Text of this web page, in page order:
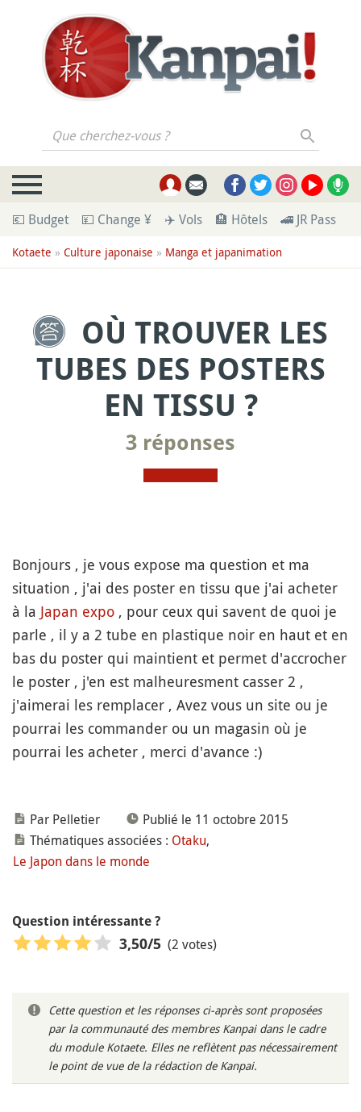
Que cherchez-vous ?
💶 Budget 💴 Change ¥ ✈️ Vols 🏨 Hôtels 🚄 JR Pass
Kotaete » Culture japonaise » Manga et japanimation
OÙ TROUVER LES
TUBES DES POSTERS
EN TISSU ?
3 réponses
Bonjours , je vous expose ma question et ma
situation , j'ai des poster en tissu que j'ai acheter
à la Japan expo , pour ceux qui savent de quoi je
parle , il y a 2 tube en plastique noir en haut et en
bas du poster qui maintient et permet d'accrocher
le poster , j'en est malheuresment casser 2 ,
j'aimerai les remplacer , Avez vous un site ou je
pourrai les commander ou un magasin où je
pourrai les acheter , merci d'avance :)
Par Pelletier
Publié le 11 octobre 2015
Thématiques associées : Otaku,
Le Japon dans le monde
Question intéressante ?
3,50/5 (2 votes)
Cette question et les réponses ci-après sont proposées
par la communauté des membres Kanpai dans le cadre
du module Kotaete. Elles ne reflètent pas nécessairement
le point de vue de la rédaction de Kanpai.